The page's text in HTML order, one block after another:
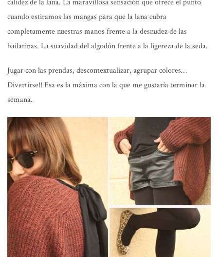
calidez de la lana. La maravillosa sensación que ofrece el punto
cuando estiramos las mangas para que la lana cubra
completamente nuestras manos frente a la desnudez de las
bailarinas. La suavidad del algodón frente a la ligereza de la seda.
Jugar con las prendas, descontextualizar, agrupar colores…
Divertirse!! Esa es la máxima con la que me gustaría terminar la
semana.